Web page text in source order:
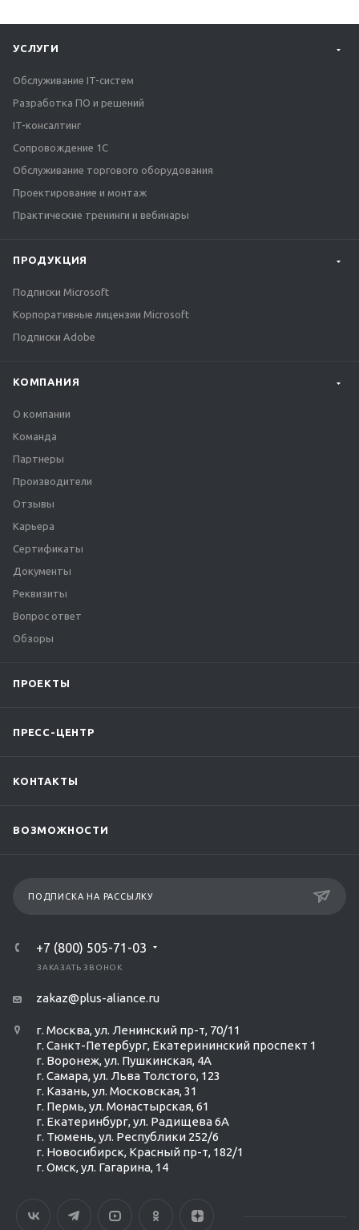
УСЛУГИ
Обслуживание IT-систем
Разработка ПО и решений
IT-консалтинг
Сопровождение 1С
Обслуживание торгового оборудования
Проектирование и монтаж
Практические тренинги и вебинары
ПРОДУКЦИЯ
Подписки Microsoft
Корпоративные лицензии Microsoft
Подписки Adobe
КОМПАНИЯ
О компании
Команда
Партнеры
Производители
Отзывы
Карьера
Сертификаты
Документы
Реквизиты
Вопрос ответ
Обзоры
ПРОЕКТЫ
ПРЕСС-ЦЕНТР
КОНТАКТЫ
ВОЗМОЖНОСТИ
ПОДПИСКА НА РАССЫЛКУ
+7 (800) 505-71-03
ЗАКАЗАТЬ ЗВОНОК
zakaz@plus-aliance.ru
г. Москва, ул. Ленинский пр-т, 70/11
г. Санкт-Петербург, Екатерининский проспект 1
г. Воронеж, ул. Пушкинская, 4А
г. Самара, ул. Льва Толстого, 123
г. Казань, ул. Московская, 31
г. Пермь, ул. Монастырская, 61
г. Екатеринбург, ул. Радищева 6А
г. Тюмень, ул. Республики 252/6
г. Новосибирск, Красный пр-т, 182/1
г. Омск, ул. ​Гагарина, 14